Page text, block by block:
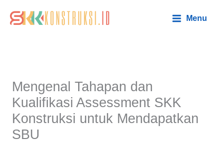
Menu
Mengenal Tahapan dan
Kualifikasi Assessment SKK
Konstruksi untuk Mendapatkan
SBU